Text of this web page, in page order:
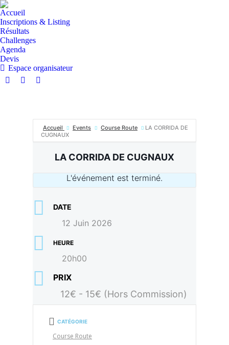
Accueil
Inscriptions & Listing
Résultats
Challenges
Agenda
Devis
Espace organisateur
La
La
s'ouvre
une
La
mail
s'ouvre
dans
fenêtre
Accueil Events Course Route
LA CORRIDA DE
CUGNAUX
LA CORRIDA DE CUGNAUX
L'événement est terminé.
DATE
12 Juin 2026
HEURE
20h00
PRIX
12€ - 15€ (Hors Commission)
CATÉGORIE
Course Route